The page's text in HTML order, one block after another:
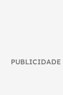
PUBLICIDADE